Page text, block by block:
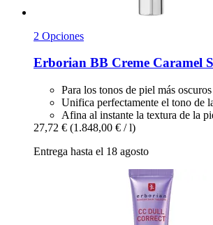
2 Opciones
Erborian BB Creme Caramel
Para los tonos de piel más oscuros
Unifica perfectamente el tono de
Afina al instante la textura de la
27,72 € (1.848,00 € / l)
Entrega hasta el 18 agosto